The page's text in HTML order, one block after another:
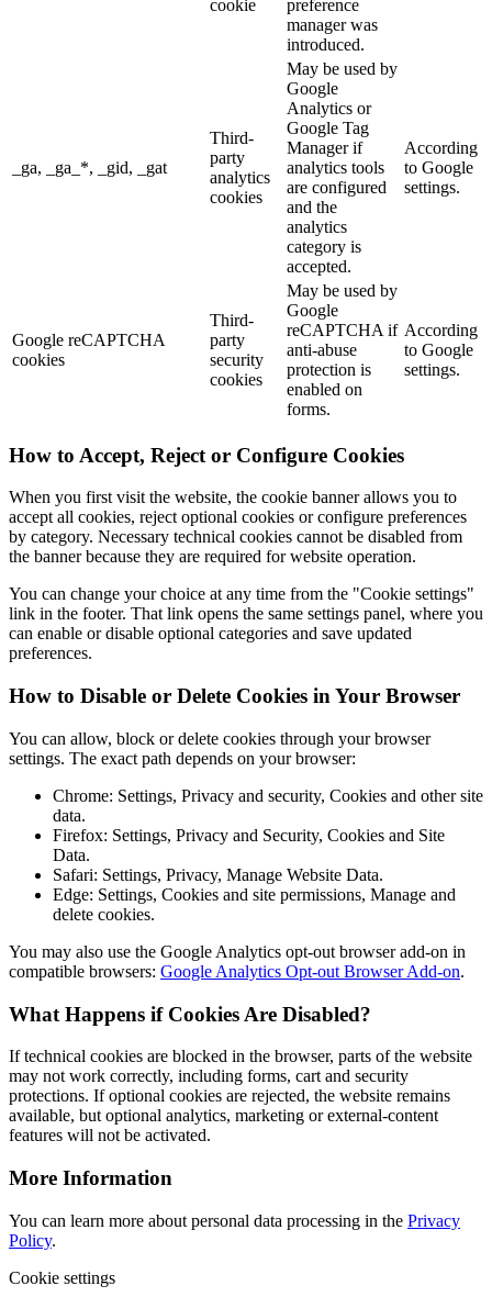
cookie
preference
manager was
introduced.
_ga, _ga_*, _gid, _gat
Third-
party
analytics
cookies
May be used by
Google
Analytics or
Google Tag
Manager if
analytics tools
are configured
and the
analytics
category is
accepted.
According
to Google
settings.
Google reCAPTCHA
cookies
Third-
party
security
cookies
May be used by
Google
reCAPTCHA if
anti-abuse
protection is
enabled on
forms.
According
to Google
settings.
How to Accept, Reject or Configure Cookies
When you first visit the website, the cookie banner allows you to
accept all cookies, reject optional cookies or configure preferences
by category. Necessary technical cookies cannot be disabled from
the banner because they are required for website operation.
You can change your choice at any time from the "Cookie settings"
link in the footer. That link opens the same settings panel, where you
can enable or disable optional categories and save updated
preferences.
How to Disable or Delete Cookies in Your Browser
You can allow, block or delete cookies through your browser
settings. The exact path depends on your browser:
Chrome: Settings, Privacy and security, Cookies and other site
data.
Firefox: Settings, Privacy and Security, Cookies and Site
Data.
Safari: Settings, Privacy, Manage Website Data.
Edge: Settings, Cookies and site permissions, Manage and
delete cookies.
You may also use the Google Analytics opt-out browser add-on in
compatible browsers: Google Analytics Opt-out Browser Add-on.
What Happens if Cookies Are Disabled?
If technical cookies are blocked in the browser, parts of the website
may not work correctly, including forms, cart and security
protections. If optional cookies are rejected, the website remains
available, but optional analytics, marketing or external-content
features will not be activated.
More Information
You can learn more about personal data processing in the Privacy
Policy.
Cookie settings